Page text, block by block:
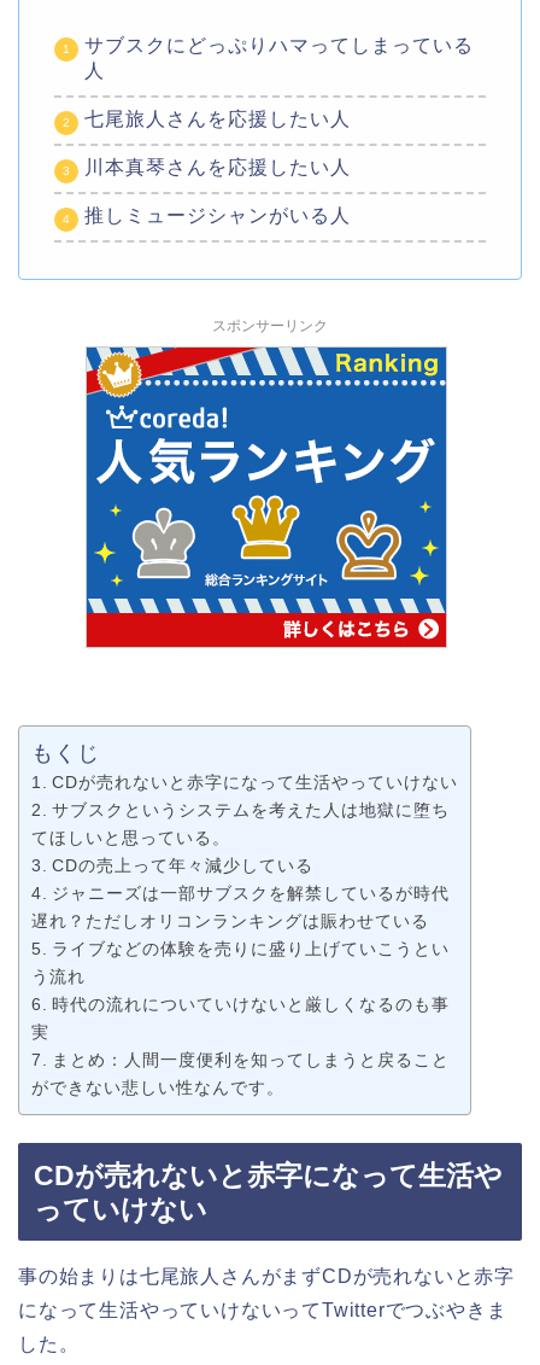
サブスクにどっぷりハマってしまっている
人
七尾旅人さんを応援したい人
川本真琴さんを応援したい人
推しミュージシャンがいる人
スポンサーリンク
もくじ
CDが売れないと赤字になって生活やっていけない
サブスクというシステムを考えた人は地獄に堕ち
てほしいと思っている。
CDの売上って年々減少している
ジャニーズは一部サブスクを解禁しているが時代
遅れ？ただしオリコンランキングは賑わせている
ライブなどの体験を売りに盛り上げていこうとい
う流れ
時代の流れについていけないと厳しくなるのも事
実
まとめ：人間一度便利を知ってしまうと戻ること
ができない悲しい性なんです。
CDが売れないと赤字になって生活や
っていけない
事の始まりは七尾旅人さんがまずCDが売れないと赤字
になって生活やっていけないってTwitterでつぶやきま
した。